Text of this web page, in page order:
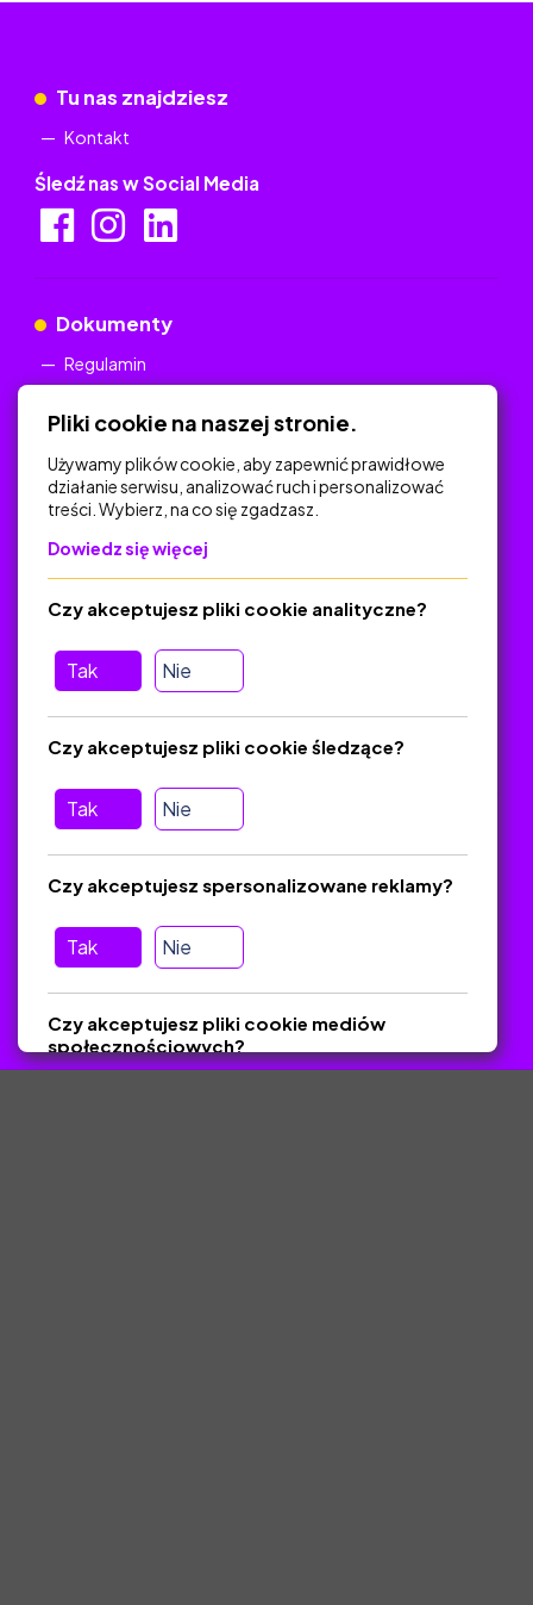
Tu nas znajdziesz
Kontakt
Śledź nas w Social Media
Dokumenty
Regulamin
Na skróty
Polityka Prywatności
O platformie
Baza materiałów dydaktycznych
Jak zostać autorem
wiadomość nie trafiła do folderu SPAM)
Materiały chronione Prawem Autorskim.
Pliki cookie na naszej stronie.
Używamy plików cookie, aby zapewnić prawidłowe
działanie serwisu, analizować ruch i personalizować
treści. Wybierz, na co się zgadzasz.
Dowiedz się więcej
Tak Nie
Czy akceptujesz pliki cookie analityczne?
Tak Nie
Czy akceptujesz pliki cookie śledzące?
Tak Nie
Czy akceptujesz spersonalizowane reklamy?
Czy akceptujesz pliki cookie mediów
społecznościowych?